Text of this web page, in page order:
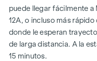
propiedad se ofrece a la
confirmación. Los datos
información y los
propietario y no
parte.
puede llegar fácilmente
12A, o incluso más
donde le esperan
de larga distancia. A la
15 minutos.